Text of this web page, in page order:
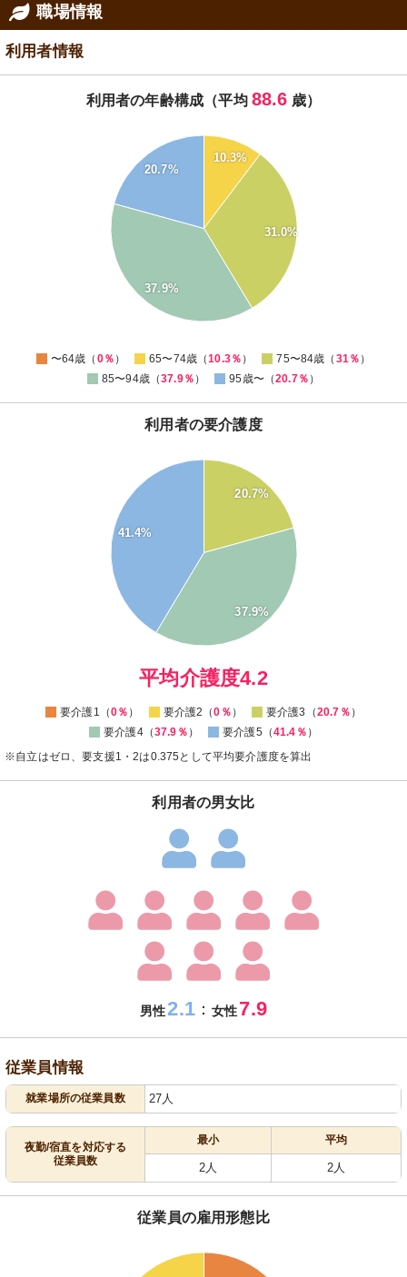
職場情報
利用者情報
利用者の年齢構成（平均 88.6 歳）
10.3%
31.0%
37.9%
20.7%
〜64歳（ 0％ ） 65〜74歳（10.3％ ） 75〜84歳（ 31％ ）
85〜94歳（37.9％ ） 95歳〜（20.7％ ）
利用者の要介護度
20.7%
37.9%
41.4%
0
平均介護度4.2
要介護1（0％ ） 要介護2（0％ ） 要介護3（20.7％ ）
要介護4（37.9％ ） 要介護5（41.4％ ）
※自立はゼロ、要支援1・2は0.375として平均要介護度を算出
利用者の男女比
男性2.1 ：女性7.9
従業員情報
就業場所の従業員数 27人
夜勤/宿直を対応する
従業員数
最小 平均
2人 2人
従業員の雇用形態比